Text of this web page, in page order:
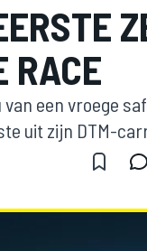
RACE
een vroege
uit zijn DTM-